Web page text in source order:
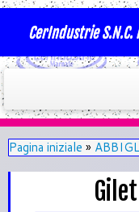
CerIndustrie
Pagina iniziale »